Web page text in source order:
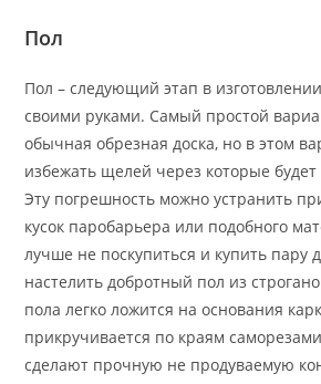
Пол
Пол – следующий этап в
своими руками. Самый простой
обычная обрезная доска, но в этом
избежать щелей через которые будет
Эту погрешность можно устранить
кусок паробарьера или подобного
лучше не поскупиться и купить пару
настелить добротный пол из
пола легко ложится на основания
прикручивается по краям
сделают прочную не продуваемую